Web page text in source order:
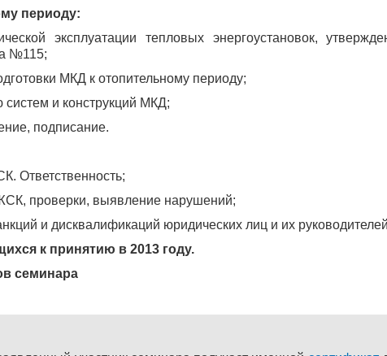
периоду:
эксплуатации тепловых энергоустановок,
№115;
МКД к отопительному периоду;
и конструкций МКД;
подписание.
Ответственность;
проверки, выявление нарушений;
и дисквалификаций юридических лиц и их
к принятию в 2013 году.
семинара